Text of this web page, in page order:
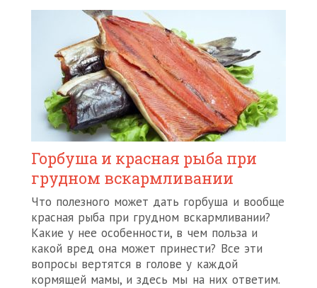
Горбуша и красная рыба при
грудном вскармливании
Что полезного может дать горбуша и вообще
красная рыба при грудном вскармливании?
Какие у нее особенности, в чем польза и
какой вред она может принести? Все эти
вопросы вертятся в голове у каждой
кормящей мамы, и здесь мы на них ответим.